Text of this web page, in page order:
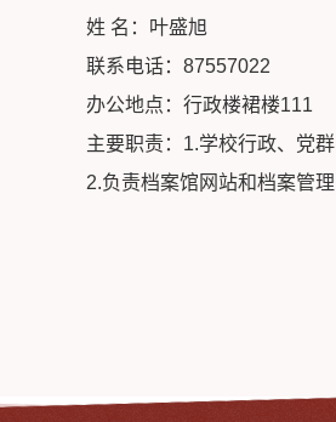
姓 名：叶盛旭
联系电话：87557022
办公地点：行政楼裙楼111
主要职责：1.学校行政、党
2.负责档案馆网站和档案管